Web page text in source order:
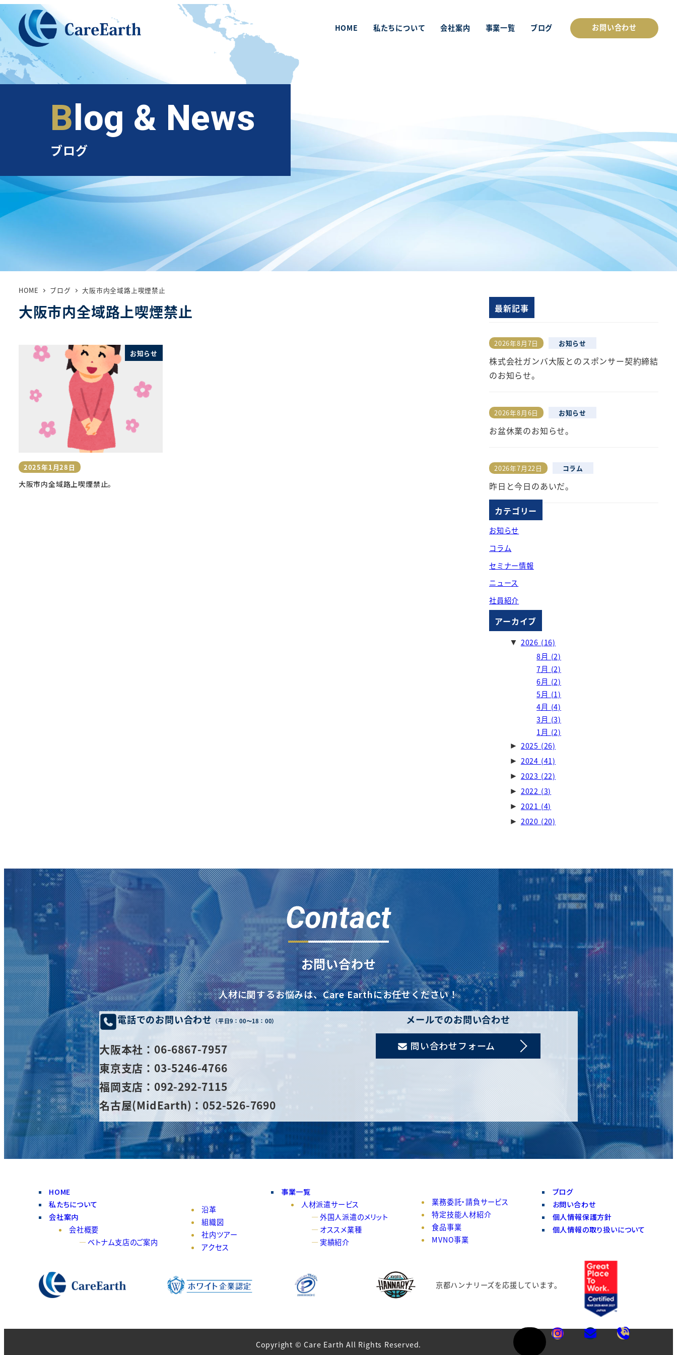
イ
コ
ン
テ
HOME 私たちについて 会社案内 事業一覧
実績紹介
ブログ お問い合わせ
Blog & News
ブログ
HOME ブログ 大阪市内全域路上喫煙禁止
大阪市内全域路上喫煙禁止
お知らせ
大阪市内全域路上喫煙禁止。
投稿日
2025年1月28日
最新記事
株式会社ガンバ大阪とのスポンサー契約締結
のお知らせ。
投稿日
2026年8月7日 お知らせ
お盆休業のお知らせ。
投稿日
2026年8月6日 お知らせ
昨日と今日のあいだ。
投稿日
2026年7月22日 コラム
カテゴリー
お知らせ
コラム
セミナー情報
ニュース
社員紹介
アーカイブ
▼ 2026 (16)
8月 (2)
7月 (2)
6月 (2)
5月 (1)
4月 (4)
3月 (3)
1月 (2)
► 2025 (26)
► 2024 (41)
► 2023 (22)
► 2022 (3)
► 2021 (4)
► 2020 (20)
カ
ア
イ
ア
イ
ア
イ
Contact
お問い合わせ
人材に関するお悩みは、Care Earthにお任せください！
電話でのお問い合わせ （平日9：00〜18：00）
大阪本社 ：06-6867-7957
東京支店：03-5246-4766
福岡支店：092-292-7115
名古屋(MidEarth)：052-526-7690
メールでのお問い合わせ
問い合わせフォーム
HOME
私たちについて
会社案内
会社概要
ベトナム支店のご案内
沿革
組織図
社内ツアー
アクセス
事業一覧
人材派遣サービス
外国人派遣のメリット
オススメ業種
実績紹介
業務委託・請負サービス
特定技能人材紹介
食品事業
MVNO事業
ブログ
お問い合わせ
個人情報保護方針
個人情報の取り扱いについて
京都ハンナリーズを応援しています。
Copyright © Care Earth All Rights Reserved.